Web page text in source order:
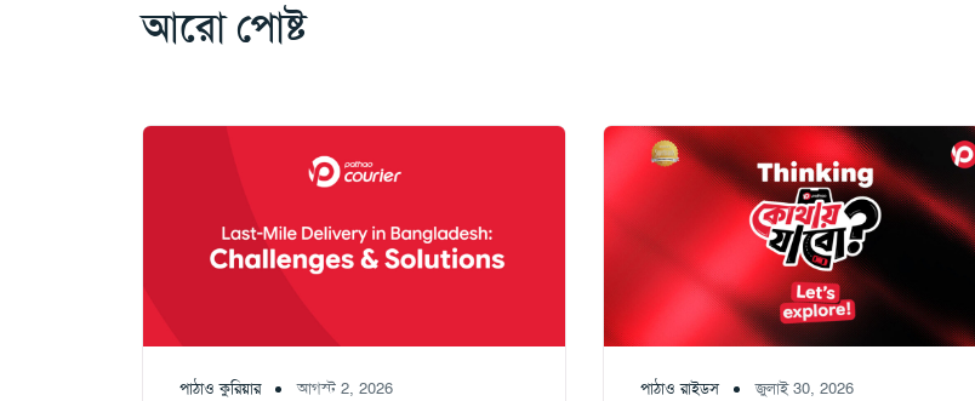
আরো পোষ্ট
পাঠাও কুরিয়ার আগস্ট 2, 2026 পাঠাও রাইডস জুলাই 30, 2026